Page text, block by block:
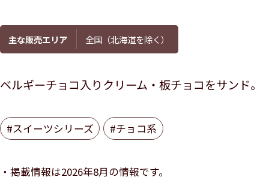
主な販売エリア 全国（北海道を除く）
ベルギーチョコ入りクリーム・板チョコをサンド。
#スイーツシリーズ #チョコ系
掲載情報は2026年8月の情報です。